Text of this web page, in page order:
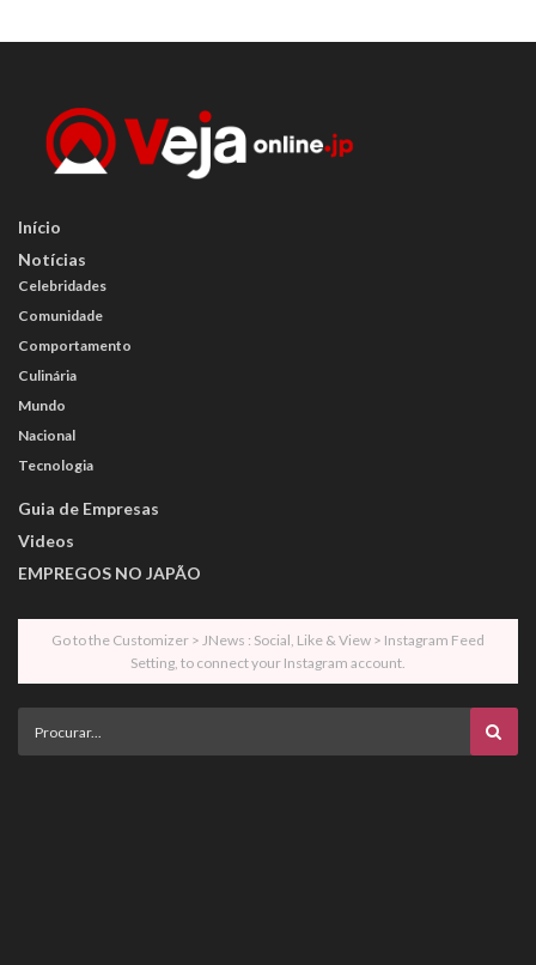
Início
Notícias
Celebridades
Comunidade
Comportamento
Culinária
Mundo
Nacional
Tecnologia
Guia de Empresas
Videos
EMPREGOS NO JAPÃO
Go to the Customizer > JNews : Social, Like & View > Instagram Feed
Setting, to connect your Instagram account.